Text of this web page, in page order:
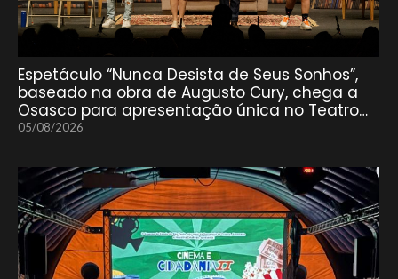
Espetáculo “Nunca Desista de Seus Sonhos”,
baseado na obra de Augusto Cury, chega a
Osasco para apresentação única no Teatro…
05/08/2026